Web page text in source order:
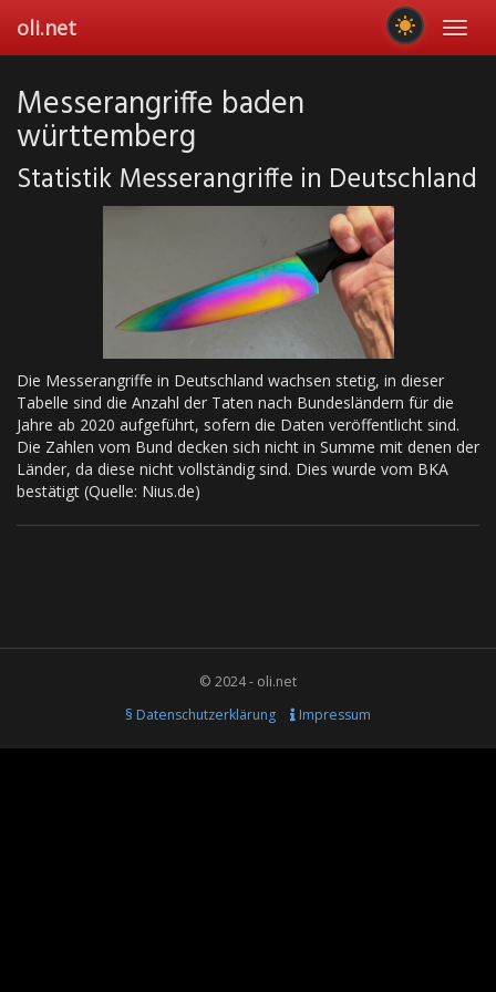
main
oli.net
Messerangriffe baden
württemberg
Statistik Messerangriffe in Deutschland
Die Messerangriffe in Deutschland wachsen stetig, in dieser
Tabelle sind die Anzahl der Taten nach Bundesländern für die
Jahre ab 2020 aufgeführt, sofern die Daten veröffentlicht sind.
Die Zahlen vom Bund decken sich nicht in Summe mit denen der
Länder, da diese nicht vollständig sind. Dies wurde vom BKA
bestätigt (Quelle: Nius.de)
© 2024 - oli.net
§ Datenschutzerklärung
Impressum